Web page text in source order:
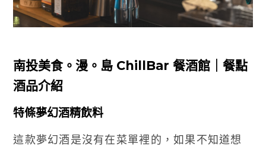
南投美食。漫。島 ChillBar 餐酒館｜餐點
酒品介紹
特條夢幻酒精飲料
這款夢幻酒是沒有在菜單裡的，如果不知道想